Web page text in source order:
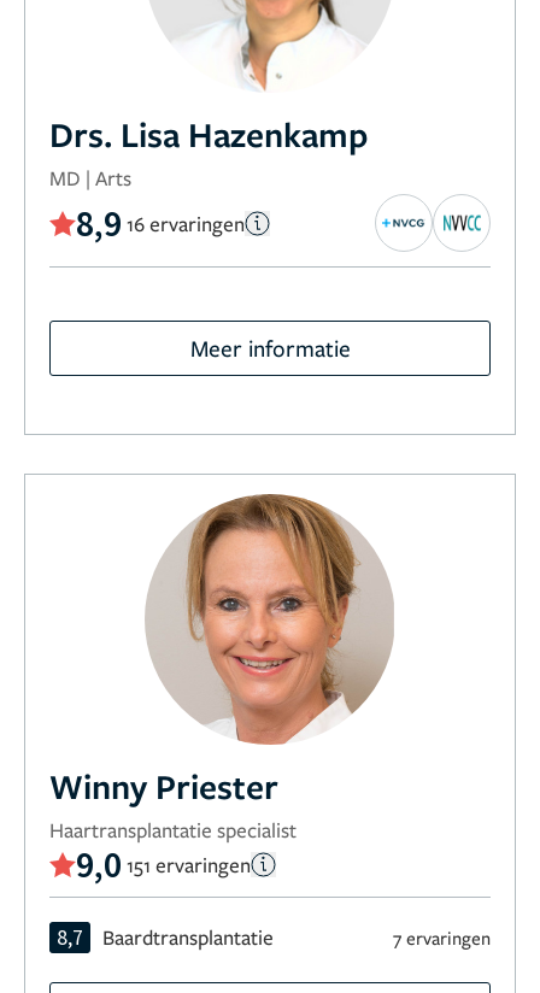
Drs. Lisa Hazenkamp
MD | Arts
8,9 16 ervaringen
Meer informatie
Winny Priester
Haartransplantatie specialist
9,0 151 ervaringen
8,7 Baardtransplantatie 7 ervaringen